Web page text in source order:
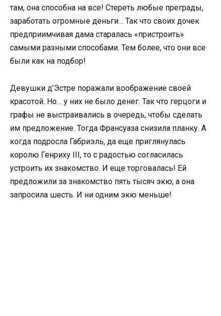
там, она способна на все! Стереть любые преграды,
заработать огромные деньги… Так что своих дочек
предприимчивая дама старалась «пристроить»
самыми разными способами. Тем более, что они все
были как на подбор!
Девушки д’Эстре поражали воображение своей
красотой. Но… у них не было денег. Так что герцоги и
графы не выстраивались в очередь, чтобы сделать
им предложение. Тогда Франсуаза снизила планку. А
когда подросла Габриэль, да еще приглянулась
королю Генриху III, то с радостью согласилась
устроить их знакомство. И еще торговалась! Ей
предложили за знакомство пять тысяч экю, а она
запросила шесть. И ни одним экю меньше!